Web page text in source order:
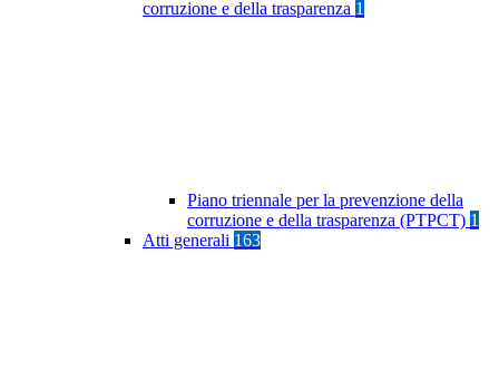
corruzione e della trasparenza 1
Piano triennale per la prevenzione della
corruzione e della trasparenza (PTPCT) 1
Atti generali 163